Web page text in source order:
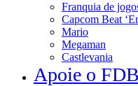
Franquia de
Capcom Beat
Mario
Megaman
Castlevania
Apoie o FDB